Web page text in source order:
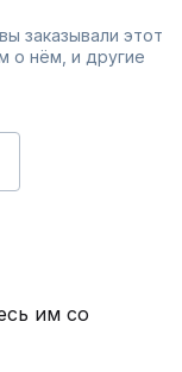
заказывали этот
о нём, и другие
им со